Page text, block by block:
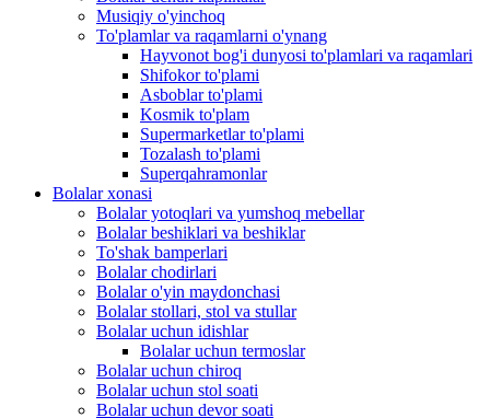
Musiqiy o'yinchoq
To'plamlar va raqamlarni o'ynang
Hayvonot bog'i dunyosi to'plamlari va raqamlari
Shifokor to'plami
Asboblar to'plami
Kosmik to'plam
Supermarketlar to'plami
Tozalash to'plami
Superqahramonlar
Bolalar xonasi
Bolalar yotoqlari va yumshoq mebellar
Bolalar beshiklari va beshiklar
To'shak bamperlari
Bolalar chodirlari
Bolalar o'yin maydonchasi
Bolalar stollari, stol va stullar
Bolalar uchun idishlar
Bolalar uchun termoslar
Bolalar uchun chiroq
Bolalar uchun stol soati
Bolalar uchun devor soati